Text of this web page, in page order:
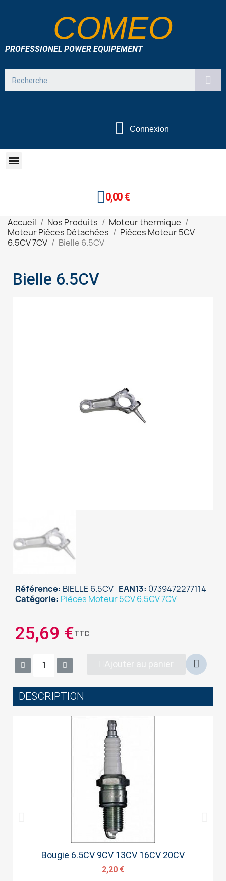
COMEO
PROFESSIONEL POWER EQUIPEMENT
Connexion
0,00 €
Accueil Nos Produits
Moteur thermique
Moteur Pièces Détachées
Pièces Moteur 5CV
6.5CV 7CV
Bielle 6.5CV
Bielle 6.5CV
Référence BIELLE 6.5CV EAN13 0739472277114
Catégorie Pièces Moteur 5CV 6.5CV 7CV
25,69 €TTC
Ajouter au panier
DESCRIPTION
Aperçu rapide
Bougie 6.5CV 9CV 13CV 16CV 20CV
2,20 €
Sign in
You need to be logged in to save products in your
wish list.